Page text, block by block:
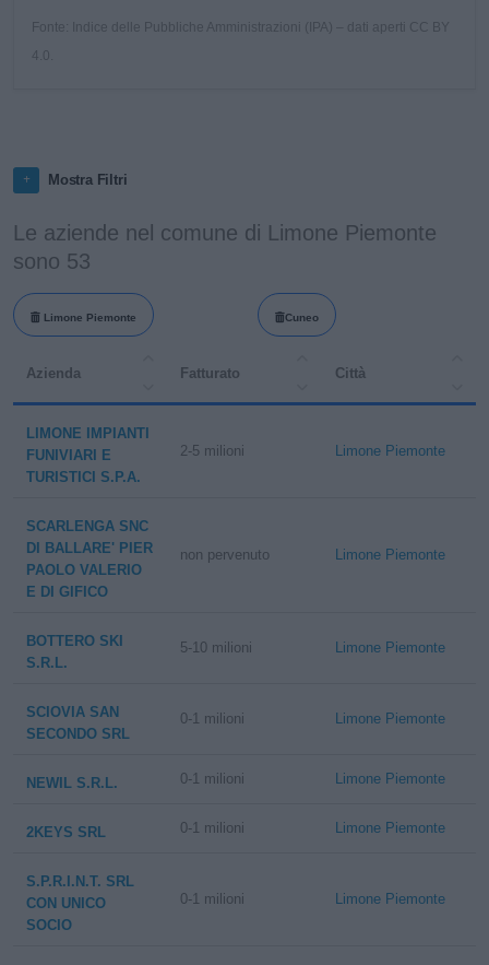
Fonte: Indice delle Pubbliche Amministrazioni (IPA) – dati aperti CC BY
Mostra Filtri
Le aziende nel comune di Limone Piemonte
sono 53
Limone Piemonte Cuneo
Azienda Fatturato Città
LIMONE IMPIANTI
FUNIVIARI E
TURISTICI S.P.A.
2-5 milioni Limone Piemonte
SCARLENGA SNC
DI BALLARE' PIER
PAOLO VALERIO
E DI GIFICO
non pervenuto Limone Piemonte
BOTTERO SKI
S.R.L.
5-10 milioni Limone Piemonte
SCIOVIA SAN
SECONDO SRL
0-1 milioni Limone Piemonte
NEWIL S.R.L. 0-1 milioni Limone Piemonte
2KEYS SRL 0-1 milioni Limone Piemonte
S.P.R.I.N.T. SRL
CON UNICO
SOCIO
0-1 milioni Limone Piemonte